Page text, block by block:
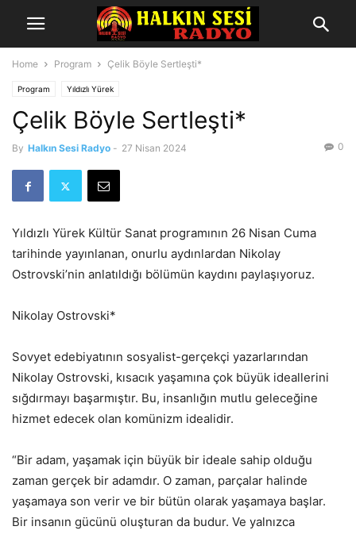
Home Program Çelik Böyle Sertleşti*
Program Yıldızlı Yürek
Çelik Böyle Sertleşti*
By Halkın Sesi Radyo - 27 Nisan 2024 0
Yıldızlı Yürek Kültür Sanat programının 26 Nisan Cuma
tarihinde yayınlanan, onurlu aydınlardan Nikolay
Ostrovski’nin anlatıldığı bölümün kaydını paylaşıyoruz.
Nikolay Ostrovski*
Sovyet edebiyatının sosyalist-gerçekçi yazarlarından
Nikolay Ostrovski, kısacık yaşamına çok büyük ideallerini
sığdırmayı başarmıştır. Bu, insanlığın mutlu geleceğine
hizmet edecek olan komünizm idealidir.
“Bir adam, yaşamak için büyük bir ideale sahip olduğu
zaman gerçek bir adamdır. O zaman, parçalar halinde
yaşamaya son verir ve bir bütün olarak yaşamaya başlar.
Bir insanın gücünü oluşturan da budur. Ve yalnızca